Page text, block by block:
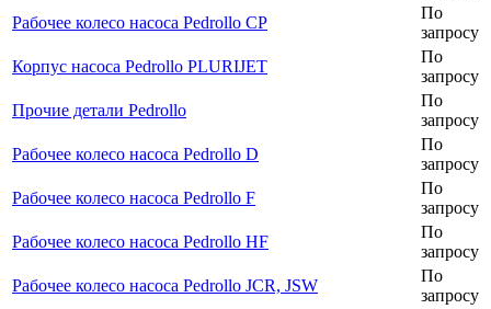
Рабочее колесо насоса Pedrollo CP
По
запросу
Корпус насоса Pedrollo PLURIJET
По
запросу
Прочие детали Pedrollo
По
запросу
Рабочее колесо насоса Pedrollo D
По
запросу
Рабочее колесо насоса Pedrollo F
По
запросу
Рабочее колесо насоса Pedrollo HF
По
запросу
Рабочее колесо насоса Pedrollo JCR, JSW
По
запросу